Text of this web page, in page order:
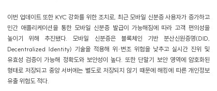
이번 업데이트 또한 KYC 강화를 위한 조치로, 최근 모바일 신분증 사용자가 증가하고
민간 애플리케이션을 통한 모바일 신분증 발급이 가능해짐에 따라 고객 편의성을
높이기 위해 추진됐다. 모바일 신분증은 블록체인 기반 분산신원증명(DID,
Decentralized Identity) 기술을 적용해 위·변조 위험을 낮추고 실시간 진위 및
유효성 검증이 가능해 정확도와 보안성이 높다. 또한 단말기 보안 영역에 암호화된
형태로 저장되고 중앙 서버에는 별도로 저장되지 않기 때문에 해킹에 따른 개인정보
유출 위험도 적다.